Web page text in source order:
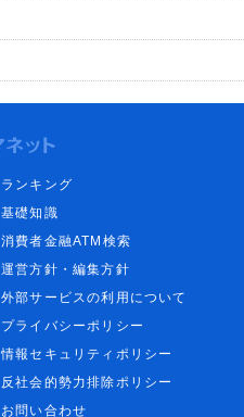
ランキング
基礎知識
消費者金融ATM検索
運営方針・編集方針
外部サービスの利用について
プライバシーポリシー
情報セキュリティポリシー
反社会的勢力排除ポリシー
お問い合わせ